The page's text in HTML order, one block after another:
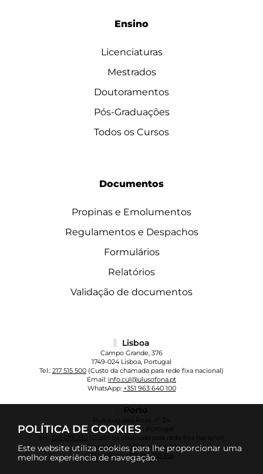
POLÍTICA DE COOKIES
Este website utiliza cookies para lhe proporcionar uma
melhor experiência de navegação.
Ensino
Licenciaturas
Mestrados
Doutoramentos
Pós-Graduações
Todos os Cursos
Documentos
Propinas e Emolumentos
Regulamentos e Despachos
Formulários
Relatórios
Validação de documentos
Lisboa
Campo Grande, 376
1749-024 Lisboa, Portugal
Tel.: 217 515 500 (Custo da chamada para rede fixa nacional)
Email: info.cul@ulusofona.pt
WhatsApp: +351 963 640 100
Porto
Rua Augusto Rosa, nº 24
4000-098 Porto - Portugal
222 073 230
(Custo da chamada para rede fixa nacional)
Email:info.cup@ulusofona.pt
WhatsApp:+351 961 135 355